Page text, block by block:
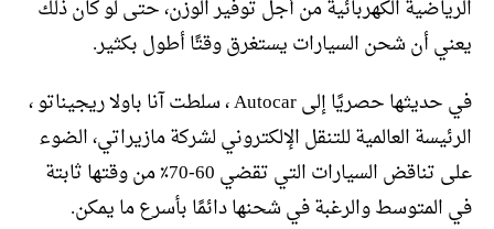
الرياضية الكهربائية من أجل توفير الوزن، حتى لو كان ذلك
يعني أن شحن السيارات يستغرق وقتًا أطول بكثير.
في حديثها حصريًا إلى Autocar ، سلطت آنا باولا ريجيناتو ،
الرئيسة العالمية للتنقل الإلكتروني لشركة مازيراتي، الضوء
على تناقض السيارات التي تقضي 60-70٪ من وقتها ثابتة
في المتوسط ​​والرغبة في شحنها دائمًا بأسرع ما يمكن.